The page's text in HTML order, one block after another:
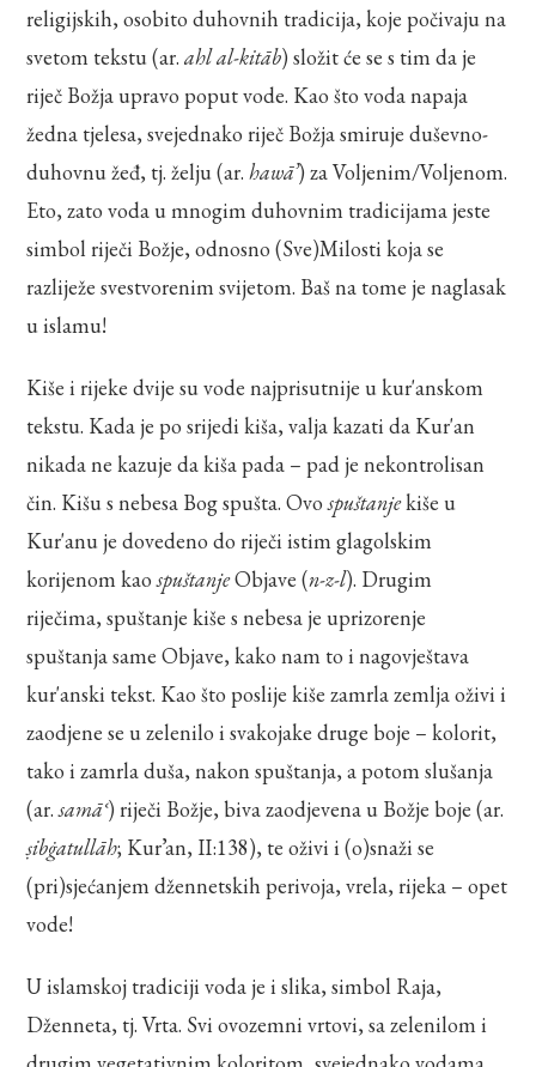
religijskih, osobito duhovnih tradicija, koje počivaju na
svetom tekstu (ar.ahl al-kitāb) složit će se s tim da je
riječ Božja upravo poput vode. Kao što voda napaja
žedna tjelesa, svejednako riječ Božja smiruje duševno-
duhovnu žeđ, tj. želju (ar.hawā’) za Voljenim/Voljenom.
Eto, zato voda u mnogim duhovnim tradicijama jeste
simbol riječi Božje, odnosno (Sve)Milosti koja se
razliježe svestvorenim svijetom. Baš na tome je naglasak
u islamu!
Kiše i rijeke dvije su vode najprisutnije u kur'anskom
tekstu. Kada je po srijedi kiša, valja kazati da Kur'an
nikada ne kazuje da kiša pada – pad je nekontrolisan
čin. Kišu s nebesa Bog spušta. Ovospuštanjekiše u
Kur'anu je dovedeno do riječi istim glagolskim
korijenom kaospuštanjeObjave (n-z-l). Drugim
riječima, spuštanje kiše s nebesa je uprizorenje
spuštanja same Objave, kako nam to i nagovještava
kur'anski tekst. Kao što poslije kiše zamrla zemlja oživi i
zaodjene se u zelenilo i svakojake druge boje – kolorit,
tako i zamrla duša, nakon spuštanja, a potom slušanja
(ar.samāʿ) riječi Božje, biva zaodjevena u Božje boje (ar.
ṣibġatullāh; Kur’an, II:138), te oživi i (o)snaži se
(pri)sjećanjem džennetskih perivoja, vrela, rijeka – opet
vode!
U islamskoj tradiciji voda je i slika, simbol Raja,
Dženneta, tj. Vrta. Svi ovozemni vrtovi, sa zelenilom i